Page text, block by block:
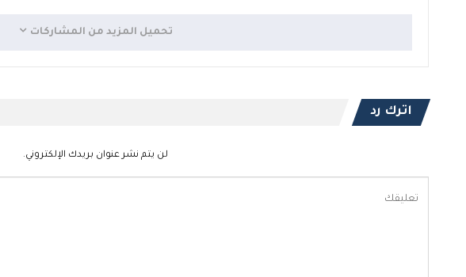
تحميل المزيد من المشاركات
اترك رد
لن يتم نشر عنوان بريدك الإلكتروني.